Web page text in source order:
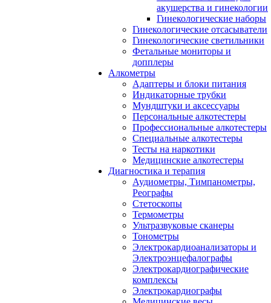
акушерства и гинекологии
Гинекологические наборы
Гинекологические отсасыватели
Гинекологические светильники
Фетальные мониторы и
допплеры
Алкометры
Адаптеры и блоки питания
Индикаторные трубки
Мундштуки и аксессуары
Персональные алкотестеры
Профессиональные алкотестеры
Специальные алкотестеры
Тесты на наркотики
Медицинские алкотестеры
Диагностика и терапия
Аудиометры, Тимпанометры,
Реографы
Стетоскопы
Термометры
Ультразвуковые сканеры
Тонометры
Электрокардиоанализаторы и
Электроэнцефалографы
Электрокардиографические
комплексы
Электрокардиографы